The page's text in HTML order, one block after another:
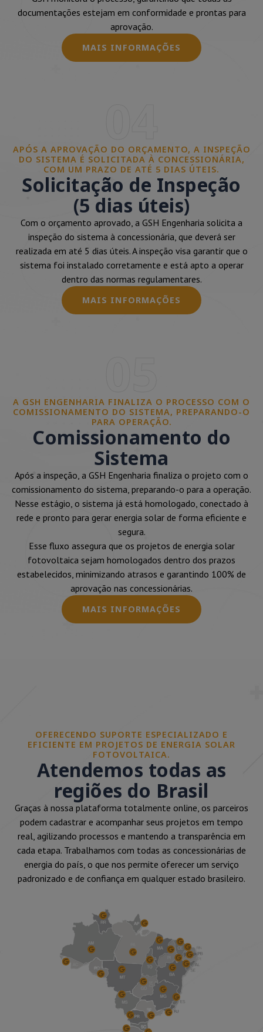
documentações estejam em conformidade e prontas para
aprovação.
MAIS INFORMAÇÕES
APÓS A APROVAÇÃO DO ORÇAMENTO, A INSPEÇÃO
DO SISTEMA É SOLICITADA À CONCESSIONÁRIA,
COM UM PRAZO DE ATÉ 5 DIAS ÚTEIS.
Solicitação de Inspeção
(5 dias úteis)
Com o orçamento aprovado, a GSH Engenharia solicita a
inspeção do sistema à concessionária, que deverá ser
realizada em até 5 dias úteis. A inspeção visa garantir que o
sistema foi instalado corretamente e está apto a operar
dentro das normas regulamentares.
MAIS INFORMAÇÕES
A GSH ENGENHARIA FINALIZA O PROCESSO COM O
COMISSIONAMENTO DO SISTEMA, PREPARANDO-O
PARA OPERAÇÃO.
Comissionamento do
Sistema
Após a inspeção, a GSH Engenharia finaliza o projeto com o
comissionamento do sistema, preparando-o para a operação.
Nesse estágio, o sistema já está homologado, conectado à
rede e pronto para gerar energia solar de forma eficiente e
segura.
Esse fluxo assegura que os projetos de energia solar
fotovoltaica sejam homologados dentro dos prazos
estabelecidos, minimizando atrasos e garantindo 100% de
aprovação nas concessionárias.
MAIS INFORMAÇÕES
OFERECENDO SUPORTE ESPECIALIZADO E
EFICIENTE EM PROJETOS DE ENERGIA SOLAR
FOTOVOLTAICA.
Atendemos todas as
regiões do Brasil
Graças à nossa plataforma totalmente online, os parceiros
podem cadastrar e acompanhar seus projetos em tempo
real, agilizando processos e mantendo a transparência em
cada etapa. Trabalhamos com todas as concessionárias de
energia do país, o que nos permite oferecer um serviço
padronizado e de confiança em qualquer estado brasileiro.